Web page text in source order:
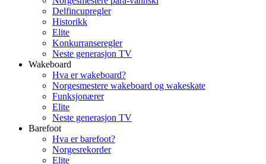
Delfincupregler
Historikk
Elite
Konkurranseregler
Neste generasjon TV
Wakeboard
Hva er wakeboard?
Norgesmestere wakeboard og wakeskate
Funksjonærer
Elite
Neste generasjon TV
Barefoot
Hva er barefoot?
Norgesrekorder
Elite